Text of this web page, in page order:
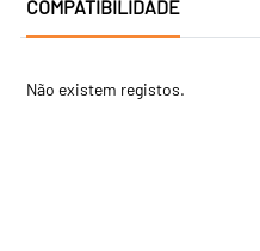
COMPATIBILIDADE
Não existem registos.